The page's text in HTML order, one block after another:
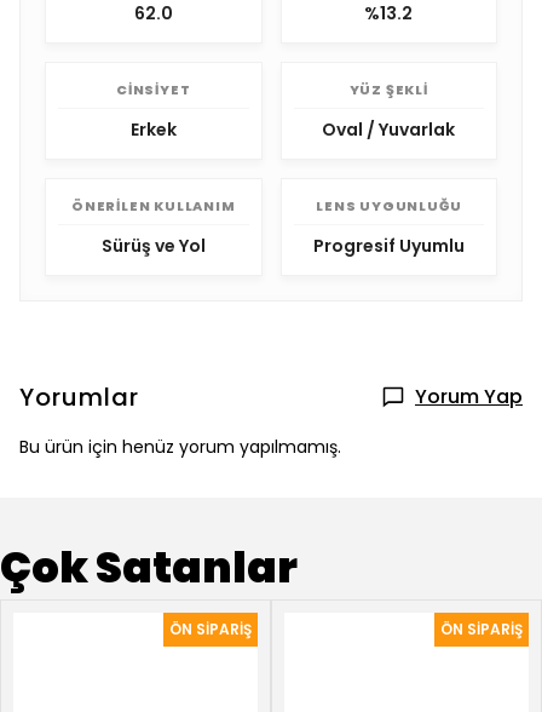
62.0 %13.2
CINSIYET
Erkek
YÜZ ŞEKLI
Oval / Yuvarlak
ÖNERILEN KULLANIM
Sürüş ve Yol
LENS UYGUNLUĞU
Progresif Uyumlu
Yorumlar Yorum Yap
Bu ürün için henüz yorum yapılmamış.
Çok Satanlar